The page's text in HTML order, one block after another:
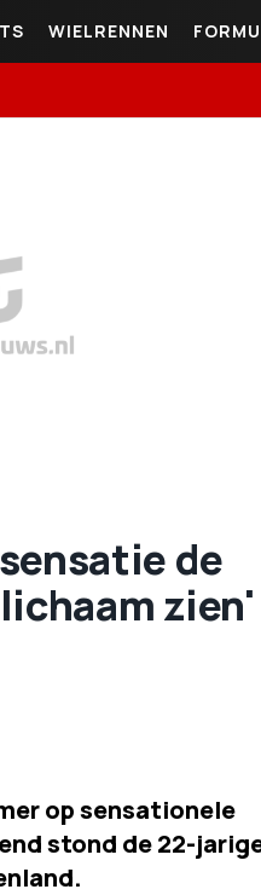
WIELRENNEN
de
zien'
op sensationele
stond de 22-